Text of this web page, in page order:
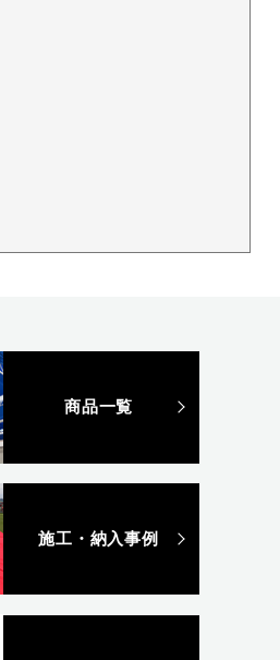
商品一覧
施工・納入事例